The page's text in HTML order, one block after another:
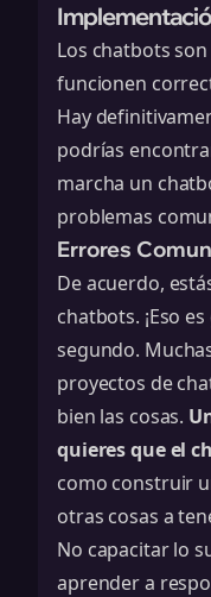
Los chatbots
funcionen
Hay
podrías
marcha un
problemas
Errores
De acuerdo,
chatbots. ¡Eso
segundo.
proyectos de
bien las cosas.
quieres que el
como construir
otras cosas a
No capacitar lo
aprender a